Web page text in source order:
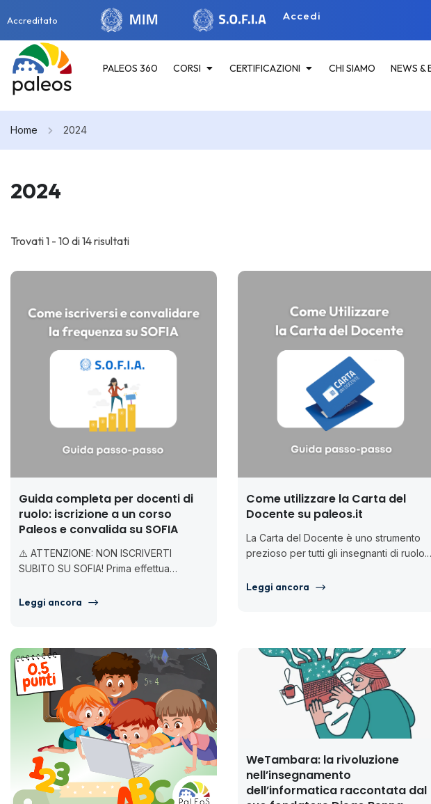
Accreditato Accedi
PALEOS 360 CORSI CERTIFICAZIONI CHI SIAMO NEWS &
Home 2024
2024
Trovati 1 - 10 di 14 risultati
Guida completa per docenti di
ruolo: iscrizione a un corso
Paleos e convalida su SOFIA
⚠️ ATTENZIONE: NON ISCRIVERTI
SUBITO SU SOFIA! Prima effettua
completalo. Solo dopo procedi con...
Leggi ancora
Come utilizzare la Carta del
Docente su paleos.it
La Carta del Docente è uno strumento
prezioso per tutti gli insegnanti di ruolo.
corsi...
Leggi ancora
WeTambara: la rivoluzione
nell’insegnamento
dell’informatica raccontata dal